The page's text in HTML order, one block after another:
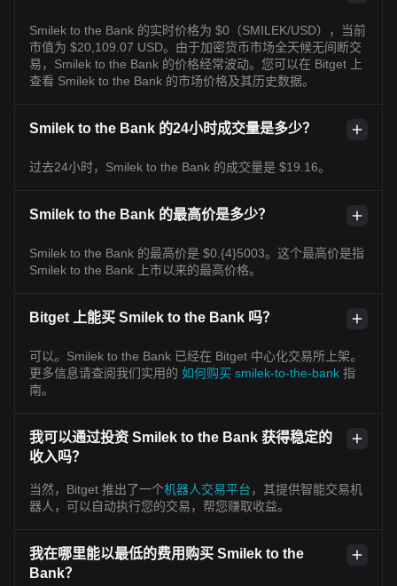
Smilek to the Bank 的实时价格为 $0（SMILEK/USD），当前
市值为 $20,109.07 USD。由于加密货币市场全天候无间断交
易，Smilek to the Bank 的价格经常波动。您可以在 Bitget 上
查看 Smilek to the Bank 的市场价格及其历史数据。
Smilek to the Bank 的24小时成交量是多少？
过去24小时，Smilek to the Bank 的成交量是 $19.16。
Smilek to the Bank 的最高价是多少？
Smilek to the Bank 的最高价是 $0.{4}5003。这个最高价是指
Smilek to the Bank 上市以来的最高价格。
Bitget 上能买 Smilek to the Bank 吗？
可以。Smilek to the Bank 已经在 Bitget 中心化交易所上架。
更多信息请查阅我们实用的 如何购买 smilek-to-the-bank 指
南。
我可以通过投资 Smilek to the Bank 获得稳定的
收入吗？
当然，Bitget 推出了一个机器人交易平台，其提供智能交易机
器人，可以自动执行您的交易，帮您赚取收益。
我在哪里能以最低的费用购买 Smilek to the
Bank？